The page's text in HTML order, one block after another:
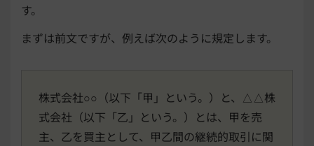
す。
まずは前文ですが、例えば次のように規定します。
株式会社○○（以下「甲」という。）と、△△株
式会社（以下「乙」という。）とは、甲を売
主、乙を買主として、甲乙間の継続的取引に関